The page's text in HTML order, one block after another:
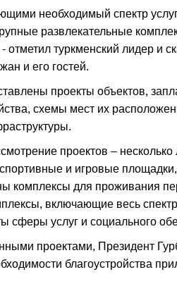
необходимый спектр
развлекательные
отметил туркменский лидер и
и его гостей.
проекты объектов,
схемы мест их
проектов – несколько
и игровые
комплексы для проживания
включающие весь спектр
сферы услуг и социального
проектами, Президент
благоустройства